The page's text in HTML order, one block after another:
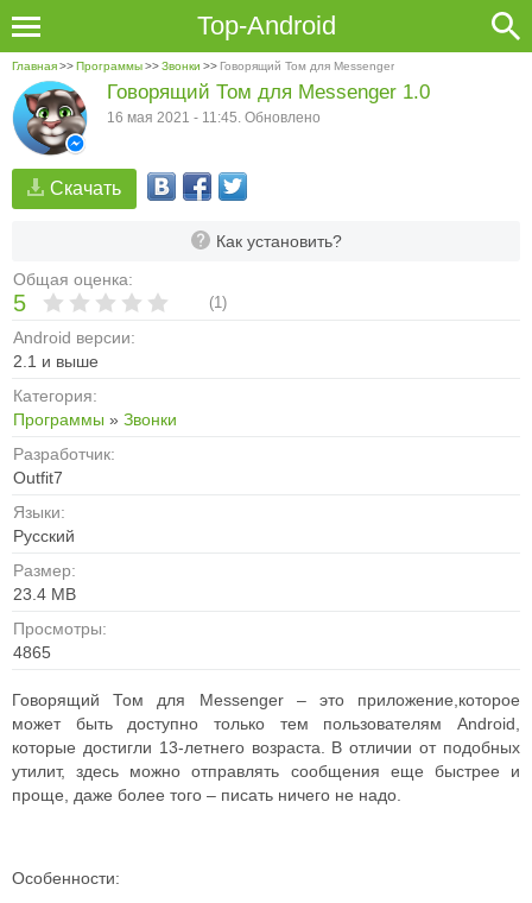
Top-Android
Главная>>Программы>>Звонки >> Говорящий Том для Messenger
Скачать
Как установить?
Общая оценка:
5 (1)
Android версии:
2.1 и выше
Категория:
Программы » Звонки
Разработчик:
Outfit7
Языки:
Русский
Размер:
23.4 MB
Просмотры:
4865
Говорящий Том для Messenger 1.0
16 мая 2021 - 11:45. Обновлено
Говорящий Том для Messenger – это приложение,которое
может быть доступно только тем пользователям Android,
которые достигли 13-летнего возраста. В отличии от подобных
утилит, здесь можно отправлять сообщения еще быстрее и
проще, даже более того – писать ничего не надо.
Особенности: